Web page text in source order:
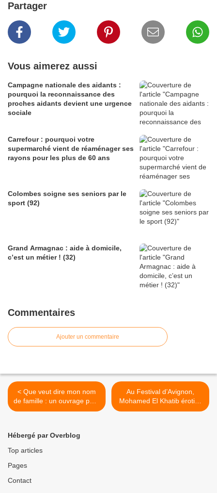
Partager
Vous aimerez aussi
Campagne nationale des aidants :
pourquoi la reconnaissance des
proches aidants devient une urgence
sociale
Carrefour : pourquoi votre
supermarché vient de réaménager ses
rayons pour les plus de 60 ans
Colombes soigne ses seniors par le
sport (92)
Grand Armagnac : aide à domicile,
c’est un métier ! (32)
Commentaires
Ajouter un commentaire
< Que veut dire mon nom
de famille : un ouvrage pour
vous éclairer
Au Festival d’Avignon,
Mohamed El Khatib érotise
le troisième âge >
Hébergé par Overblog
Top articles
Pages
Contact